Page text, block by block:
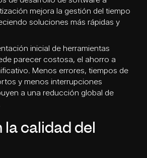
mejora la gestión del tiempo
soluciones más rápidas y
inicial de herramientas
parecer costosa, el ahorro a
Menos errores, tiempos de
y menos interrupciones
a una reducción global de
la calidad del